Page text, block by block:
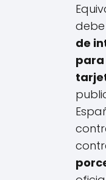
de
para